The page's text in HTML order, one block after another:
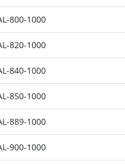
800-1000
820-1000
840-1000
850-1000
889-1000
900-1000